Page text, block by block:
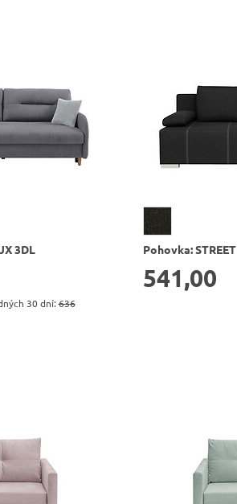
3DL
30 dní:636
Pohovka:
541,00